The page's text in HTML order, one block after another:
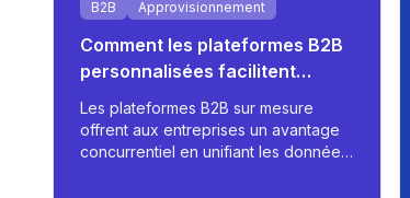
B2B Approvisionnement
Comment les plateformes B2B
personnalisées facilitent
l'intégration des fournisseurs
Les plateformes B2B sur mesure
offrent aux entreprises un avantage
concurrentiel en unifiant les données